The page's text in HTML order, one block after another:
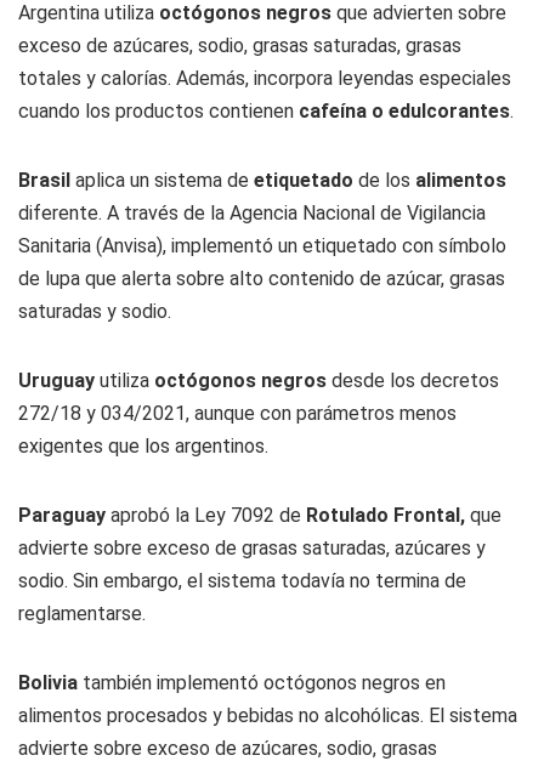
Argentina utiliza octógonos negros que advierten sobre
exceso de azúcares, sodio, grasas saturadas, grasas
totales y calorías. Además, incorpora leyendas especiales
cuando los productos contienen cafeína o edulcorantes.
Brasil aplica un sistema de etiquetado de los alimentos
diferente. A través de la Agencia Nacional de Vigilancia
Sanitaria (Anvisa), implementó un etiquetado con símbolo
de lupa que alerta sobre alto contenido de azúcar, grasas
saturadas y sodio.
Uruguay utiliza octógonos negros desde los decretos
272/18 y 034/2021, aunque con parámetros menos
exigentes que los argentinos.
Paraguay aprobó la Ley 7092 de Rotulado Frontal, que
advierte sobre exceso de grasas saturadas, azúcares y
sodio. Sin embargo, el sistema todavía no termina de
reglamentarse.
Bolivia también implementó octógonos negros en
alimentos procesados y bebidas no alcohólicas. El sistema
advierte sobre exceso de azúcares, sodio, grasas